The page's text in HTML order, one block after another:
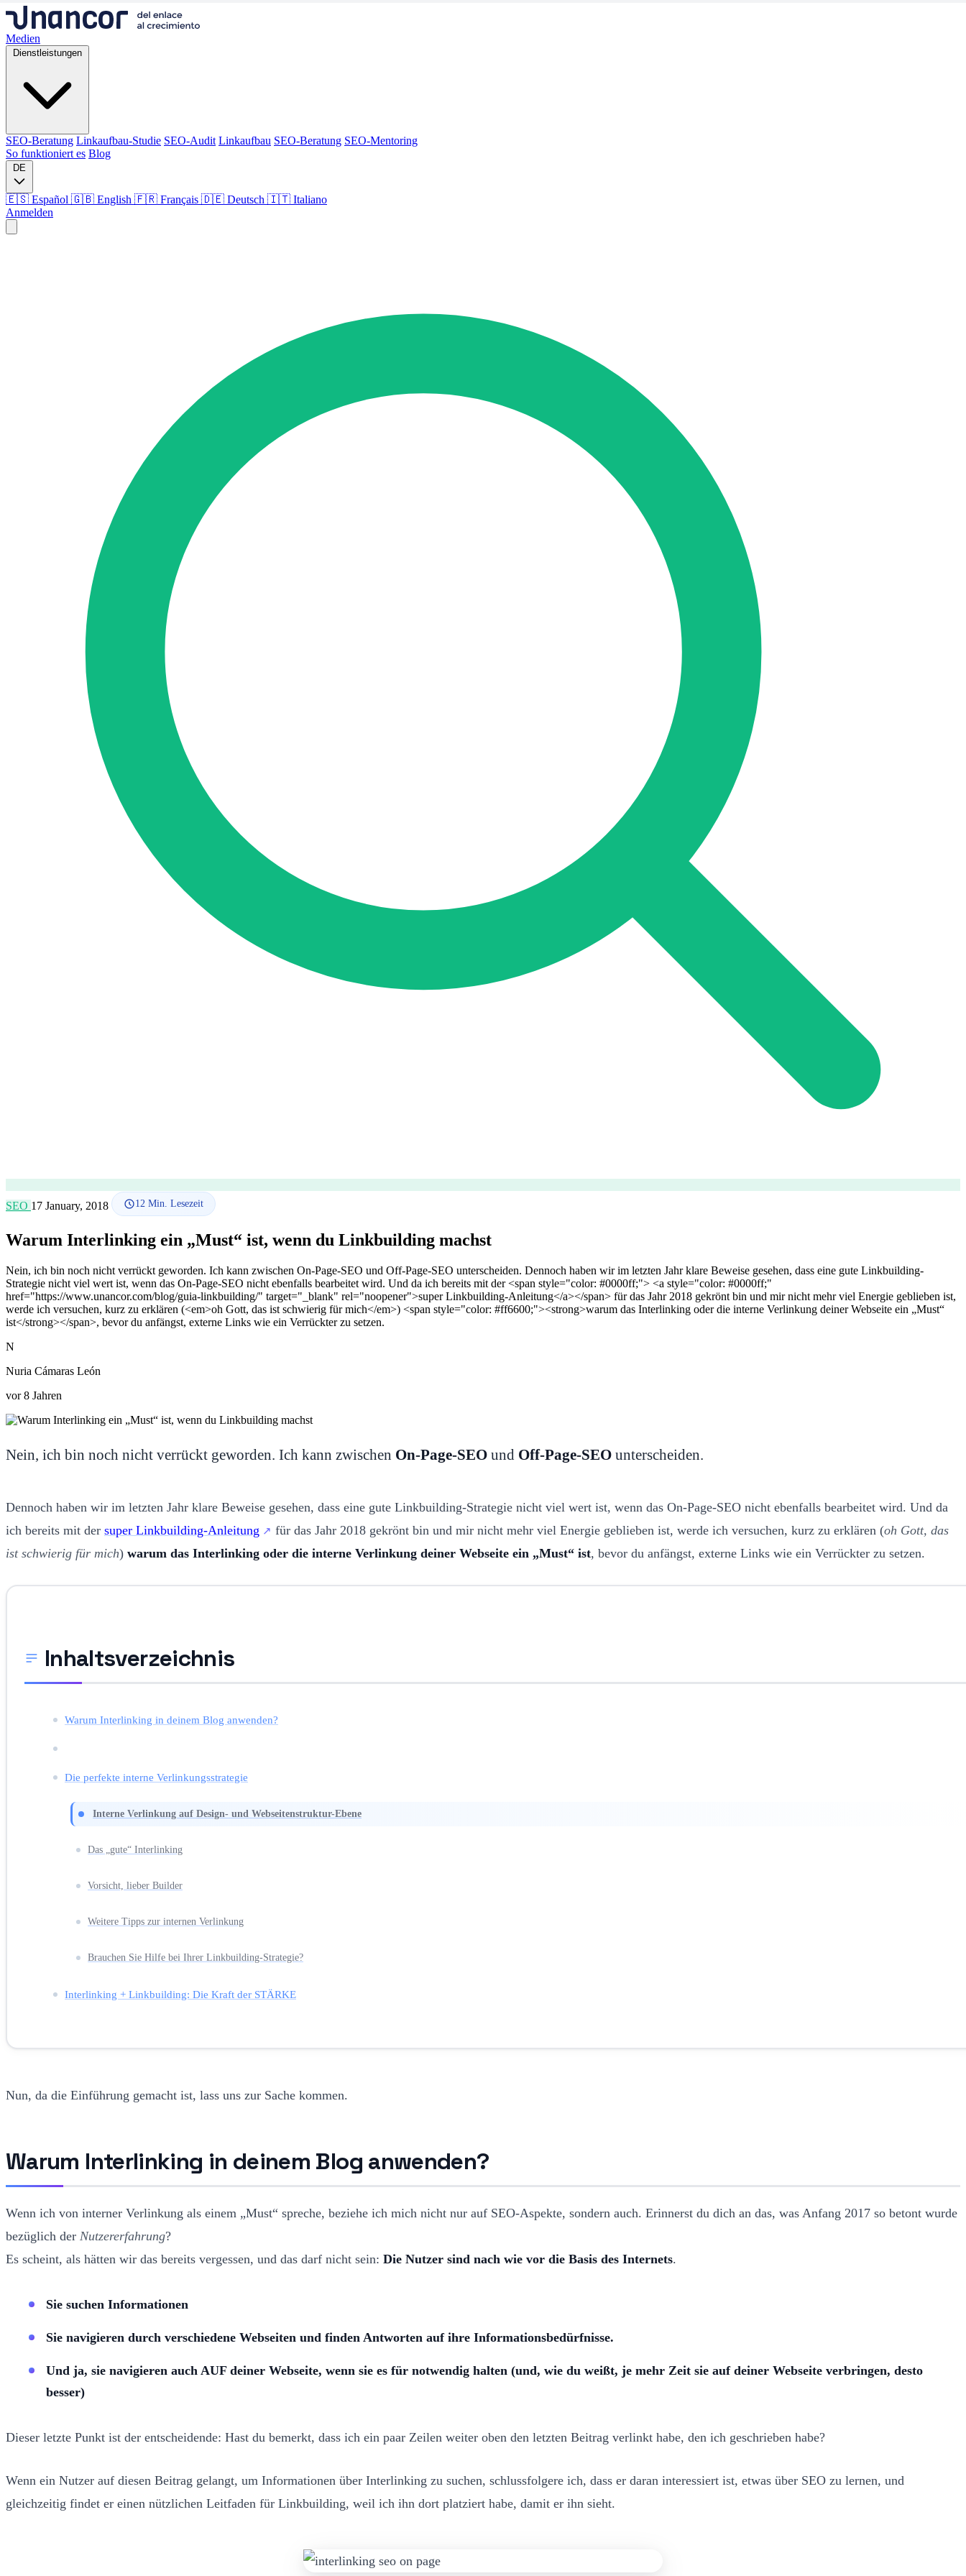
Medien
Dienstleistungen
SEO-Beratung Linkaufbau-Studie SEO-Audit Linkaufbau SEO-Beratung SEO-Mentoring
So funktioniert es Blog
DE
🇪🇸 Español 🇬🇧 English 🇫🇷 Français 🇩🇪 Deutsch 🇮🇹 Italiano
Anmelden
SEO-Beratung
🇮🇹 IT
SEO 17 January, 2018 12 Min. Lesezeit
Warum Interlinking ein „Must“ ist, wenn du Linkbuilding machst
Nein, ich bin noch nicht verrückt geworden. Ich kann zwischen On-Page-SEO und Off-Page-SEO unterscheiden. Dennoch haben wir im letzten Jahr klare Beweise gesehen, dass eine gute Linkbuilding-
Strategie nicht viel wert ist, wenn das On-Page-SEO nicht ebenfalls bearbeitet wird. Und da ich bereits mit der <span style="color: #0000ff;"> <a style="color: #0000ff;"
href="https://www.unancor.com/blog/guia-linkbuilding/" target="_blank" rel="noopener">super Linkbuilding-Anleitung</a></span> für das Jahr 2018 gekrönt bin und mir nicht mehr viel Energie geblieben ist,
werde ich versuchen, kurz zu erklären (<em>oh Gott, das ist schwierig für mich</em>) <span style="color: #ff6600;"><strong>warum das Interlinking oder die interne Verlinkung deiner Webseite ein „Must“
ist</strong></span>, bevor du anfängst, externe Links wie ein Verrückter zu setzen.
N
Nuria Cámaras León
vor 8 Jahren
Nein, ich bin noch nicht verrückt geworden. Ich kann zwischen On-Page-SEO und Off-Page-SEO unterscheiden.
Dennoch haben wir im letzten Jahr klare Beweise gesehen, dass eine gute Linkbuilding-Strategie nicht viel wert ist, wenn das On-Page-SEO nicht ebenfalls bearbeitet wird. Und da
ich bereits mit der super Linkbuilding-Anleitung für das Jahr 2018 gekrönt bin und mir nicht mehr viel Energie geblieben ist, werde ich versuchen, kurz zu erklären (oh Gott, das
ist schwierig für mich) warum das Interlinking oder die interne Verlinkung deiner Webseite ein „Must“ ist, bevor du anfängst, externe Links wie ein Verrückter zu setzen.
Inhaltsverzeichnis
Warum Interlinking in deinem Blog anwenden?
Die perfekte interne Verlinkungsstrategie
Interne Verlinkung auf Design- und Webseitenstruktur-Ebene
Das „gute“ Interlinking
Vorsicht, lieber Builder
Weitere Tipps zur internen Verlinkung
Brauchen Sie Hilfe bei Ihrer Linkbuilding-Strategie?
Interlinking + Linkbuilding: Die Kraft der STÄRKE
Nun, da die Einführung gemacht ist, lass uns zur Sache kommen.
Warum Interlinking in deinem Blog anwenden?
Wenn ich von interner Verlinkung als einem „Must“ spreche, beziehe ich mich nicht nur auf SEO-Aspekte, sondern auch. Erinnerst du dich an das, was Anfang 2017 so betont wurde
bezüglich der Nutzererfahrung?
Es scheint, als hätten wir das bereits vergessen, und das darf nicht sein: Die Nutzer sind nach wie vor die Basis des Internets.
Sie suchen Informationen
Sie navigieren durch verschiedene Webseiten und finden Antworten auf ihre Informationsbedürfnisse.
Und ja, sie navigieren auch AUF deiner Webseite, wenn sie es für notwendig halten (und, wie du weißt, je mehr Zeit sie auf deiner Webseite verbringen, desto
besser)
Dieser letzte Punkt ist der entscheidende: Hast du bemerkt, dass ich ein paar Zeilen weiter oben den letzten Beitrag verlinkt habe, den ich geschrieben habe?
Wenn ein Nutzer auf diesen Beitrag gelangt, um Informationen über Interlinking zu suchen, schlussfolgere ich, dass er daran interessiert ist, etwas über SEO zu lernen, und
gleichzeitig findet er einen nützlichen Leitfaden für Linkbuilding, weil ich ihn dort platziert habe, damit er ihn sieht.